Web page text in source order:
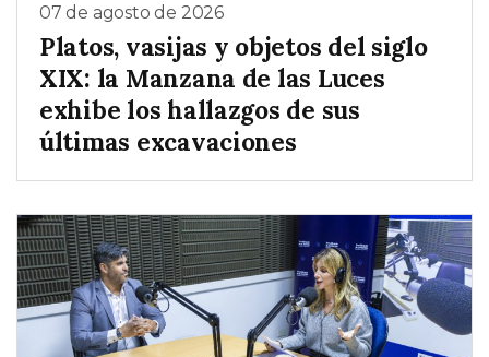
07 de agosto de 2026
Platos, vasijas y objetos del siglo
XIX: la Manzana de las Luces
exhibe los hallazgos de sus
últimas excavaciones